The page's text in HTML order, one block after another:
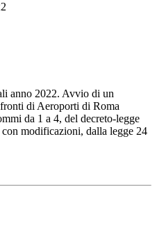
anno 2022. Avvio di un
di Aeroporti di Roma
da 1 a 4, del decreto-legge
modificazioni, dalla legge 24